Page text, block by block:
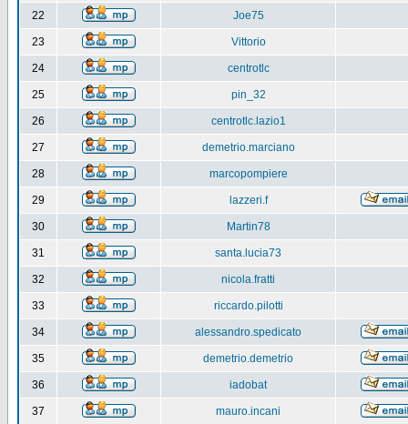
22 Joe75
23 Vittorio
24 centrotlc
25 pin_32
26 centrotlc.lazio1
27 demetrio.marciano
28 marcopompiere
29 lazzeri.f
30 Martin78
31 santa.lucia73
32 nicola.fratti
33 riccardo.pilotti
34 alessandro.spedicato
35 demetrio.demetrio
36 iadobat
37 mauro.incani